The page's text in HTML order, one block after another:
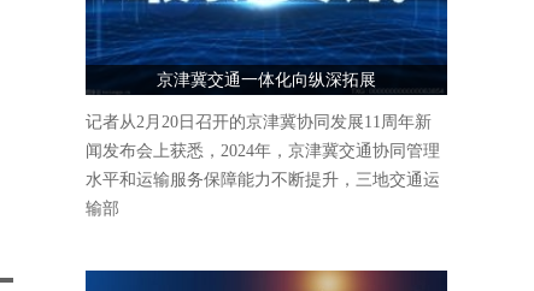
京津冀交通一体化向纵深拓展
记者从2月20日召开的京津冀协同发展11周年新
闻发布会上获悉，2024年，京津冀交通协同管理
水平和运输服务保障能力不断提升，三地交通运
输部